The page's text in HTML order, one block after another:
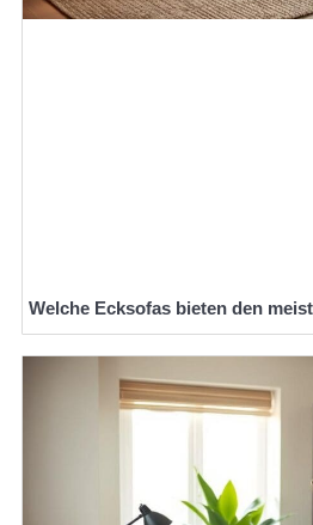
Welche Ecksofas bieten den